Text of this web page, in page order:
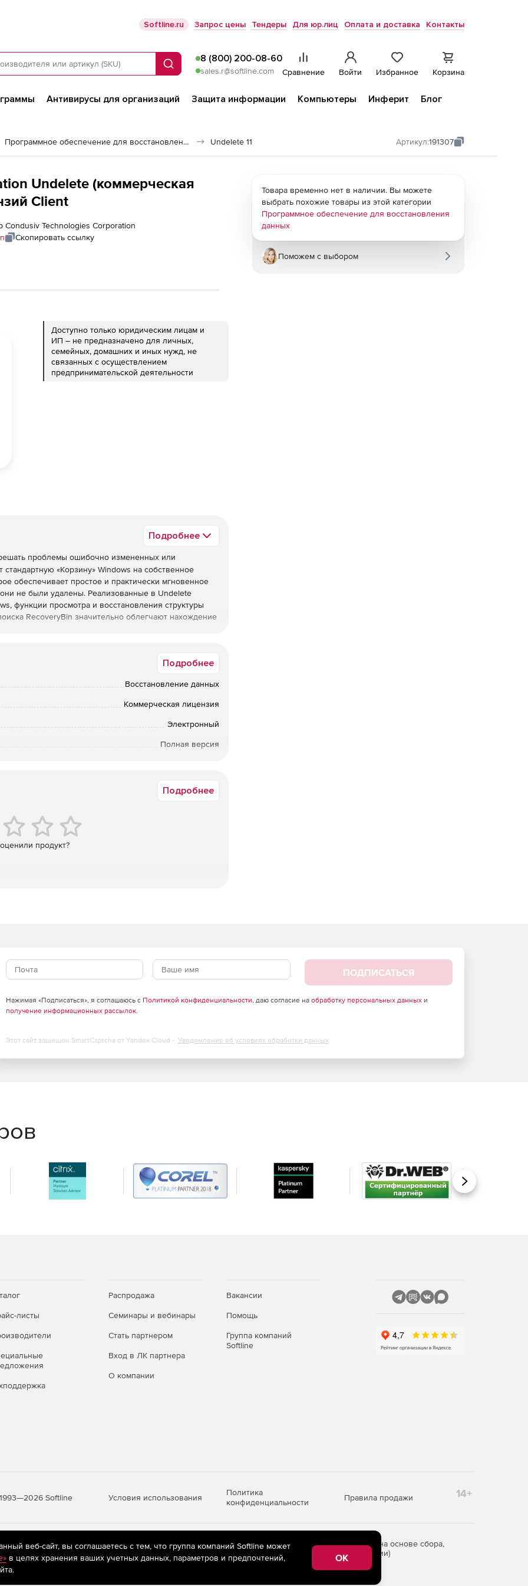
Softline.ru Запрос цены Тендеры Для юр.лиц Оплата и доставка Контакты
Поиск
8 (800) 200-08-60
sales.r@softline.com Сравнение Войти Избранное Корзина
Антивирусы для организаций Защита информации Компьютеры Инферит
Блог
Программное обеспечение для восстановления данных Undelete 11 Артикул:191307
Undelete (коммерческая
Client
Condusiv Technologies Corporation
Скопировать ссылку
Доступно только юридическим лицам и
ИП – не предназначено для личных,
семейных, домашних и иных нужд, не
связанных с осуществлением
предпринимательской деятельности
Подробнее
проблемы ошибочно измененных или
«Корзину» Windows на собственное
обеспечивает простое и практически мгновенное
не были удалены. Реализованные в Undelete
функции просмотра и восстановления структуры
RecoveryBin значительно облегчают нахождение
в контекстном меню команду (ViewVersions) и
Технология InvisiTasking в продукте Undelete
машин технология InvisiTasking динамически
а также документов, созданных в более ранних
удаленных файлов на локальных
Подробнее
Восстановление данных
Коммерческая лицензия
Электронный
Полная версия
Подробнее
продукт?
Товара временно нет в наличии. Вы можете
выбрать похожие товары из этой категории
Программное обеспечение для восстановления
данных
Поможем с выбором
ПОДПИСАТЬСЯ
Нажимая «Подписаться», я соглашаюсь с Политикой конфиденциальности, даю согласие на обработку персональных данныхи
получение информационных рассылок.
Этот сайт защищен SmartCaptcha от Yandex Cloud - Уведомление об условиях обработки данных
Вперед
листы
Распродажа
Семинары и вебинары
Стать партнером
Вход в ЛК партнера
О компании
Вакансии
Помощь
Группа компаний
Softline
Softline Условия использования
Политика
конфиденциальности
Правила продажи 14+
рекомендательные технологии(информационные технологии предоставления информации на основе сбора,
пользователей сети «Интернет», находящихся на территории Российской Федерации)
веб-сайт, вы соглашаетесь с тем, что группа компаний Softline может
в целях хранения ваших учетных данных, параметров и предпочтений,
OK